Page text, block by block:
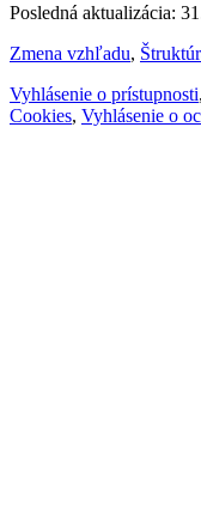
Posledná aktualizácia:
Zmena vzhľadu,
Vyhlásenie o prístupnosti,
Cookies, Vyhlásenie o